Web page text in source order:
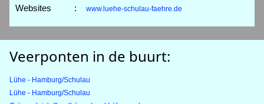
Websites : www.luehe-schulau-faehre.de
Veerponten in de buurt:
Lühe - Hamburg/Schulau
Lühe - Hamburg/Schulau